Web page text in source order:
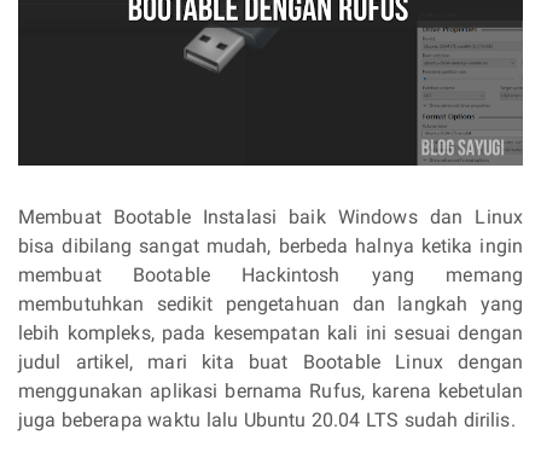
Membuat Bootable Instalasi baik Windows dan Linux
bisa dibilang sangat mudah, berbeda halnya ketika ingin
membuat Bootable Hackintosh yang memang
membutuhkan sedikit pengetahuan dan langkah yang
lebih kompleks, pada kesempatan kali ini sesuai dengan
judul artikel, mari kita buat Bootable Linux dengan
menggunakan aplikasi bernama Rufus, karena kebetulan
juga beberapa waktu lalu Ubuntu 20.04 LTS sudah dirilis.